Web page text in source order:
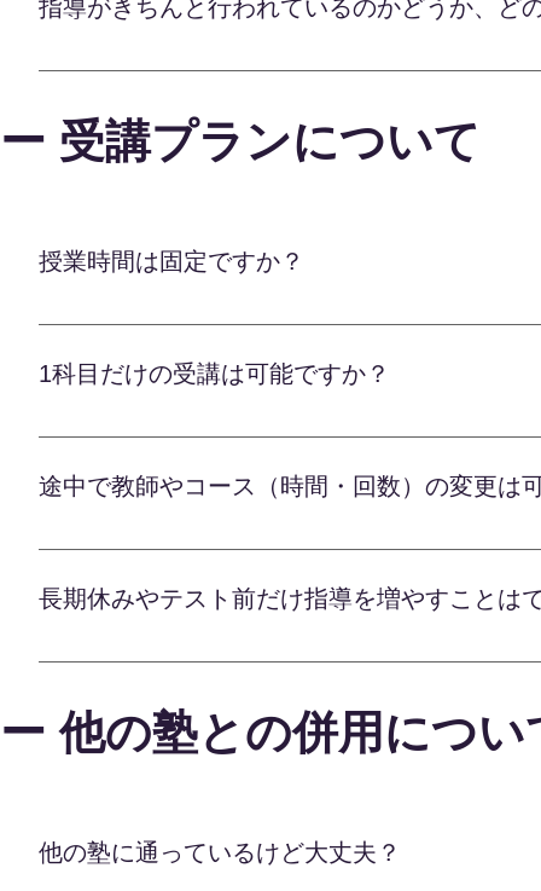
す。
最適なカリキュラムと教材を組み、徹底した指導
ォローを欠かしません。 講師との双方向の授業に
報告を基に学習アドバイザーが内容を管理、定期
人ひとりに最適な指導が行われているかを常にチ
指導がきちんと行われているのかどうか、ど
オンライン学習塾Lafでは、お子様一人ひとりに
の進度、説明の分かりやすさ、生徒の理解度など
また、講師からの指導報告をもとに、カリキュラ
理により、お子様一人ひとりに合った、適切でし
便性と、高い教育の質を両立した最高のサービス
ー 受講プランについて
授業時間は固定ですか？
オンライン学習塾のLaf先生は、ご家庭の事情に
すので、お子様の学習リズムに合わせた最適な時
できます。 部活や習い事の予定、ご家庭のスケジ
ンライン指導ならではの自由度の高さを最大限活
ます。 リラックスした環境での効果的な学習で、
1科目だけの受講は可能ですか？
オンライン学習塾Laf先生では、科目数に縛られ
を増やしていくこともできます。 各教科の専任講
も、スムーズに新たな講師を手配することが可能
ンをご提供することができます。 自宅で手軽に
つつ、細かいニーズにもきめ細かく対応いたしま
途中で教師やコース（時間・回数）の変更は
オンライン学習塾Lafでは、お子様一人ひとりに
ご相談ください。経験豊富な学習アドバイザーが
理なく取り組めるよう、お子様とご家庭のニーズ
を最大限に伸ばすために、全力でサポートを続け
長期休みやテスト前だけ指導を増やすことは
オンライン学習塾Lafでは、長期休暇やテスト直
可能です。苦手分野の徹底復習や、次の学年に向
前も、通常授業に加えて重点的な対策授業を追加
大切な時期は、しっかりと準備を整えてお子様を
万全のバックアップ体制でお子様の可能性を最大
ー 他の塾との併用につい
他の塾に通っているけど大丈夫？